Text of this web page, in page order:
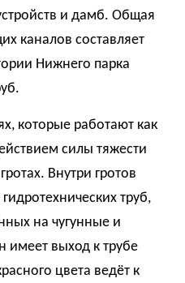
и дамб. Общая
каналов составляет
Нижнего парка
которые работают как
силы тяжести
Внутри гротов
труб,
на чугунные и
имеет выход к трубе
цвета ведёт к